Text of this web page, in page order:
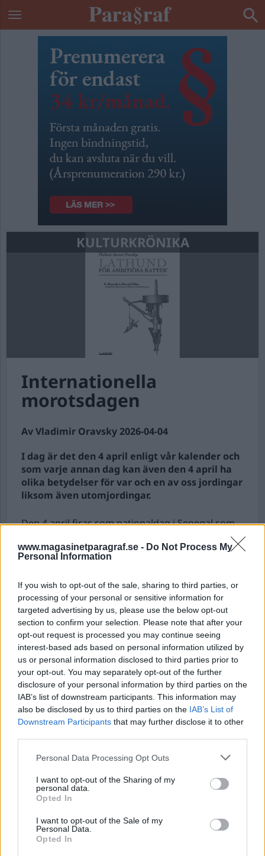
www.magasinetparagraf.se - Do Not Process My
Personal Information
If you wish to opt-out of the sale, sharing to third parties, or
processing of your personal or sensitive information for
targeted advertising by us, please use the below opt-out
section to confirm your selection. Please note that after your
opt-out request is processed you may continue seeing
interest-based ads based on personal information utilized by
us or personal information disclosed to third parties prior to
your opt-out. You may separately opt-out of the further
disclosure of your personal information by third parties on the
IAB’s list of downstream participants. This information may
also be disclosed by us to third parties on the IAB’s List of
Downstream Participants that may further disclose it to other
Personal Data Processing Opt Outs
I want to opt-out of the Sharing of my
personal data.
Opted In
I want to opt-out of the Sale of my
Personal Data.
Opted In
KULTURKRÖNIKA
Internationella
morotsdagen
Av Vladimir Oravsky 2026-04-04
I dag är det den 4 april enligt vår kalender och
som varje annan dag kan även den 4 april ha
olika betydelser för var och en av oss jordingar
liksom även utomjordingar.
Den 4 april firas som nationaldag i Senegal som
ett minne av den partiella självständigheten från
Fr...
Börja prenumerera för att läsa detta innehåll.
Starta din prenumerationhär
Eller logga in på ditt konto nedan:
Username or E-mail
Password
Remember Me